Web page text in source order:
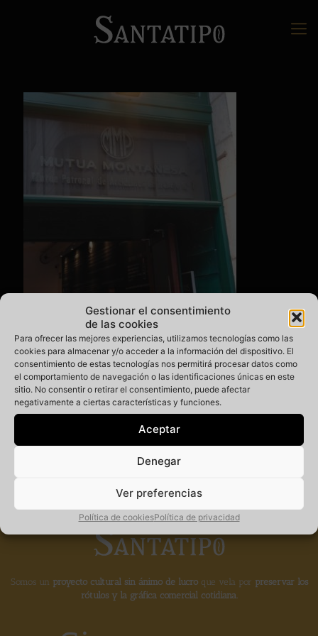
Gestionar el consentimiento
de las cookies
Para ofrecer las mejores experiencias, utilizamos tecnologías como las
cookies para almacenar y/o acceder a la información del dispositivo. El
consentimiento de estas tecnologías nos permitirá procesar datos como
el comportamiento de navegación o las identificaciones únicas en este
sitio. No consentir o retirar el consentimiento, puede afectar
negativamente a ciertas características y funciones.
Aceptar
Denegar
Ver preferencias
Política de cookiesPolítica de privacidad
Miembro
fundador de la
Somos un proyecto cultural sin ánimo de lucroque vela por preservar los
rótulos y la gráfica comercial cotidiana.